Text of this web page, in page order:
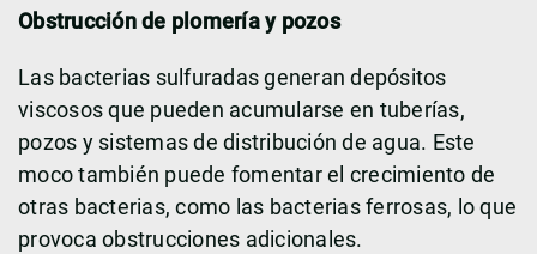
Obstrucción de plomería y pozos
Las bacterias sulfuradas generan depósitos
viscosos que pueden acumularse en tuberías,
pozos y sistemas de distribución de agua. Este
moco también puede fomentar el crecimiento de
otras bacterias, como las bacterias ferrosas, lo que
provoca obstrucciones adicionales.